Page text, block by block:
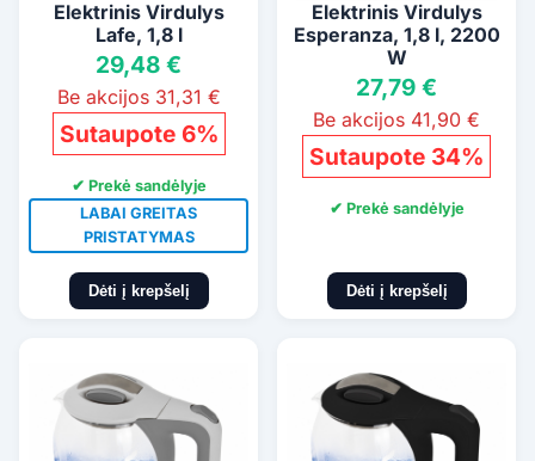
Elektrinis Virdulys
Lafe, 1,8 l
29,48 €
Be akcijos 31,31 €
Sutaupote 6%
✔ Prekė sandėlyje
LABAI GREITAS
PRISTATYMAS
Dėti į krepšelį
Elektrinis Virdulys
Esperanza, 1,8 l, 2200
W
27,79 €
Be akcijos 41,90 €
Sutaupote 34%
✔ Prekė sandėlyje
Dėti į krepšelį